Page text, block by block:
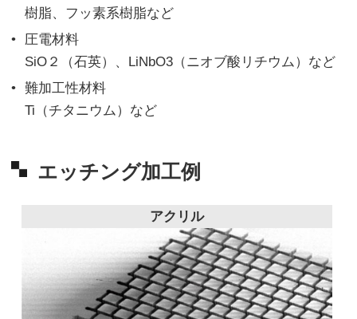
樹脂、フッ素系樹脂など
圧電材料
SiO２（石英）、LiNbO3（ニオブ酸リチウム）など
難加工性材料
Ti（チタニウム）など
エッチング加工例
アクリル